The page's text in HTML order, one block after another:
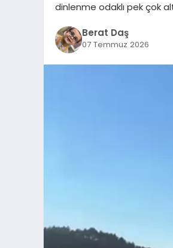
dinlenme odaklı pek çok
Berat Daş
07 Temmuz 2026